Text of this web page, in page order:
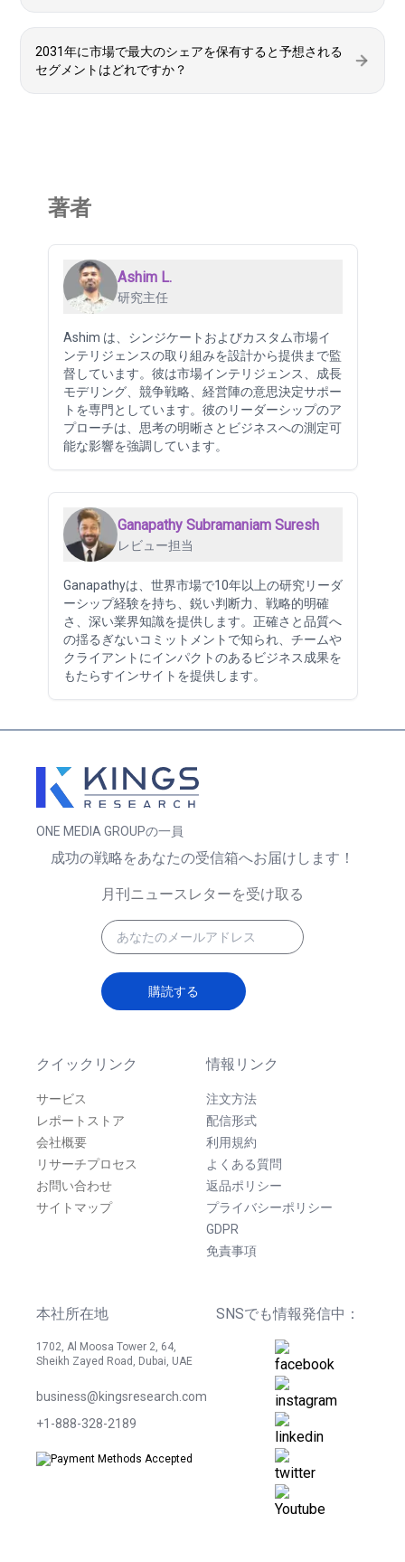
2031年に市場で最大のシェアを保有すると予想される
セグメントはどれですか？
著者
Ashim L.
研究主任
Ashim は、シンジケートおよびカスタム市場イ
ンテリジェンスの取り組みを設計から提供まで監
督しています。彼は市場インテリジェンス、成長
モデリング、競争戦略、経営陣の意思決定サポー
トを専門としています。彼のリーダーシップのア
プローチは、思考の明晰さとビジネスへの測定可
能な影響を強調しています。
Ganapathy Subramaniam Suresh
レビュー担当
Ganapathyは、世界市場で10年以上の研究リーダ
ーシップ経験を持ち、鋭い判断力、戦略的明確
さ、深い業界知識を提供します。正確さと品質へ
の揺るぎないコミットメントで知られ、チームや
クライアントにインパクトのあるビジネス成果を
もたらすインサイトを提供します。
ONE MEDIA GROUPの一員
クイックリンク
サービス
レポートストア
会社概要
リサーチプロセス
お問い合わせ
サイトマップ
情報リンク
注文方法
配信形式
利用規約
よくある質問
返品ポリシー
プライバシーポリシー
GDPR
免責事項
本社所在地
1702, Al Moosa Tower 2, 64,
Sheikh Zayed Road, Dubai, UAE
business@kingsresearch.com
+1-888-328-2189
SNSでも情報発信中：
成功の戦略をあなたの受信箱へお届けします！
月刊ニュースレターを受け取る
購読する